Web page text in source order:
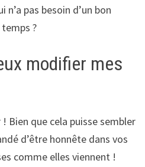
pas besoin d’un bon
?
modifier mes
Bien que cela puisse sembler
d’être honnête dans vos
comme elles viennent !